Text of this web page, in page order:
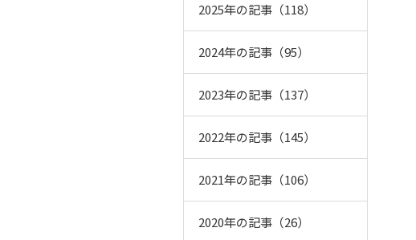
2025年の記事（118）
2024年の記事（95）
2023年の記事（137）
2022年の記事（145）
2021年の記事（106）
2020年の記事（26）